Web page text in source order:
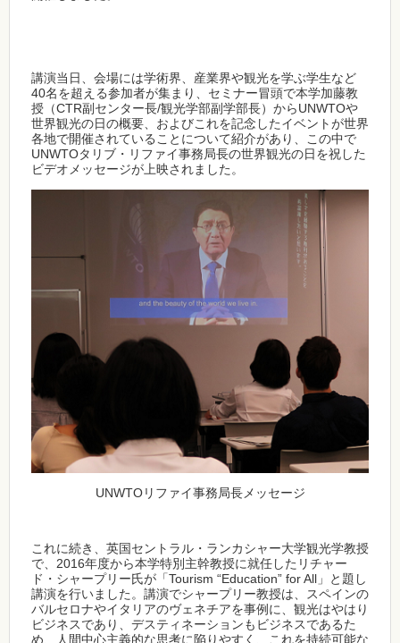
講演当日、会場には学術界、産業界や観光を学ぶ学生など
40名を超える参加者が集まり、セミナー冒頭で本学加藤教
授（CTR副センター長/観光学部副学部長）からUNWTOや
世界観光の日の概要、およびこれを記念したイベントが世界
各地で開催されていることについて紹介があり、この中で
UNWTOタリブ・リファイ事務局長の世界観光の日を祝した
ビデオメッセージが上映されました。
UNWTOリファイ事務局長メッセージ
これに続き、英国セントラル・ランカシャー大学観光学教授
で、2016年度から本学特別主幹教授に就任したリチャー
ド・シャープリー氏が「Tourism “Education” for All」と題し
講演を行いました。講演でシャープリー教授は、スペインの
バルセロナやイタリアのヴェネチアを事例に、観光はやはり
ビジネスであり、デスティネーションもビジネスであるた
め、人間中心主義的な思考に陥りやすく、これを持続可能な